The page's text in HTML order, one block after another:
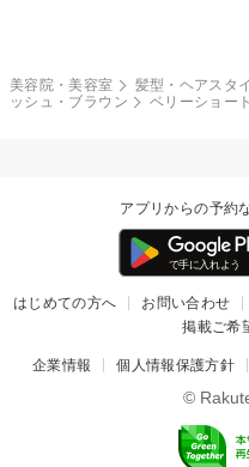
美容院・美容室 髪型・ヘアスタ
ッシュ・ブラウン
ベリーショート
アプリからの予約
はじめての方へ お問い合わせ
掲載ご希
企業情報 個人情報保護方針
©